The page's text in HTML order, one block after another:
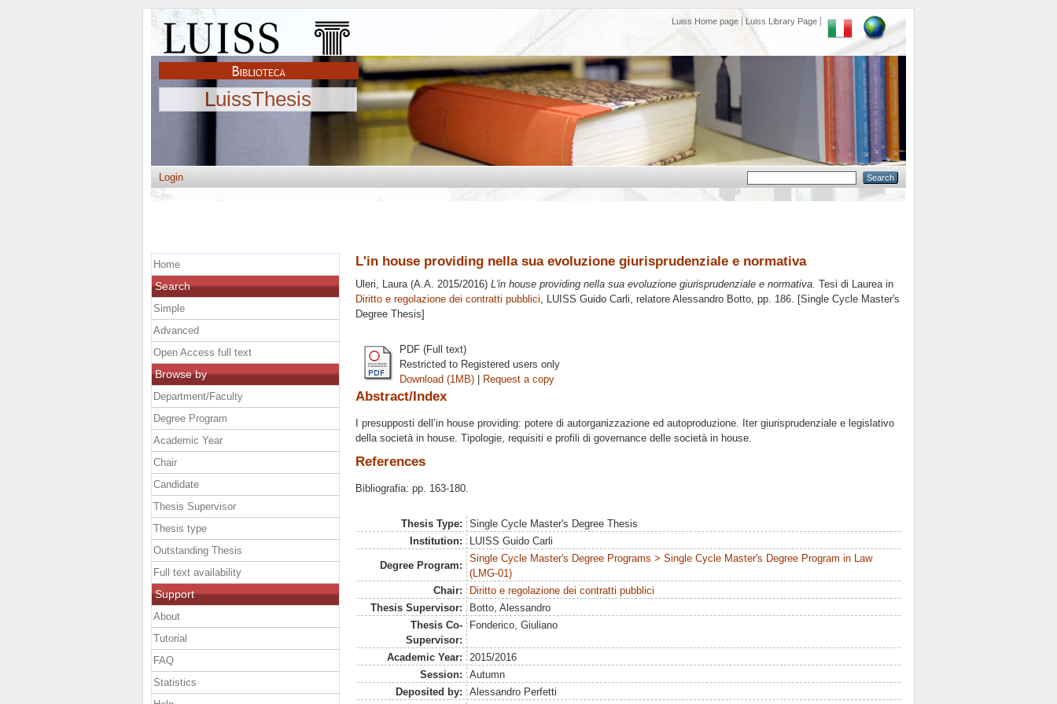
Luiss Home page Luiss Library Page
LuissThesis
Login
L'in house providing nella sua evoluzione giurisprudenziale e normativa
Uleri, Laura(A.A. 2015/2016) L'in house providing nella sua evoluzione giurisprudenziale e normativa. Tesi di Laurea in
Diritto e regolazione dei contratti pubblici, LUISS Guido Carli, relatore Alessandro Botto, pp. 186. [Single Cycle Master's
Degree Thesis]
PDF (Full text)
Restricted to Registered users only
Download (1MB) | Request a copy
Abstract/Index
I presupposti dell’in house providing: potere di autorganizzazione ed autoproduzione. Iter giurisprudenziale e legislativo
della società in house. Tipologie, requisiti e profili di governance delle società in house.
References
Bibliografia: pp. 163-180.
Thesis Type:
Single Cycle Master's Degree Thesis
Institution:
LUISS Guido Carli
Degree Program:
Single Cycle Master's Degree Programs > Single Cycle Master's Degree Program in Law
(LMG-01)
Chair:
Diritto e regolazione dei contratti pubblici
Thesis Supervisor:
Botto, Alessandro
Thesis Co-
Supervisor:
Fonderico, Giuliano
Academic Year:
2015/2016
Session:
Autumn
Deposited by:
Alessandro Perfetti
Home
Search
Simple
Advanced
Open Access full text
Browse by
Department/Faculty
Degree Program
Academic Year
Chair
Candidate
Thesis Supervisor
Thesis type
Outstanding Thesis
Full text availability
Support
About
Tutorial
FAQ
Statistics